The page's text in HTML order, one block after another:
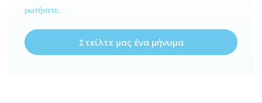
ρωτήσετε.
Στείλτε μας ένα μήνυμα